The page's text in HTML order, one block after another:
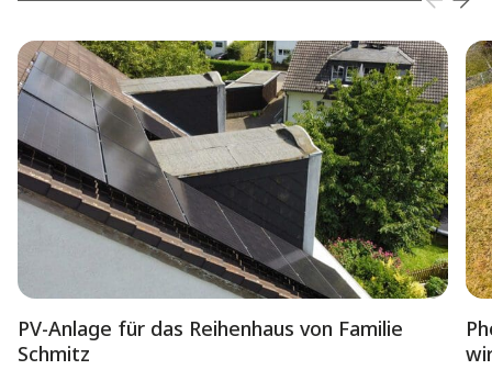
PV-Anlage für das Reihenhaus von Familie
Schmitz